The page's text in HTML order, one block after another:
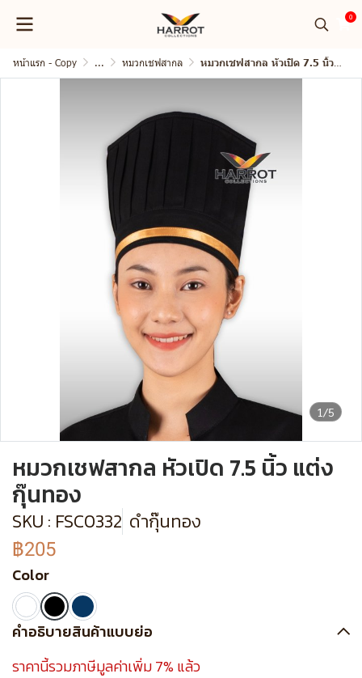
0
หน้าแรก - Copy ... หมวกเชฟสากล หมวกเชฟสากล หัวเปิด 7.5 นิ้ว แต่งกุ๊นทอง
1/5
หมวกเชฟสากล หัวเปิด 7.5 นิ้ว แต่ง
กุ๊นทอง
SKU : FSC0332 ดำกุ๊นทอง
฿205
Color
คำอธิบายสินค้าแบบย่อ
ราคานี้รวมภาษีมูลค่าเพิ่ม 7% แล้ว